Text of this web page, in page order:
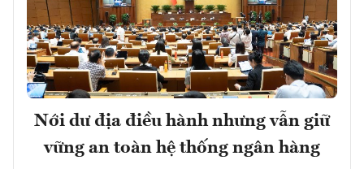
Nới dư địa điều hành nhưng vẫn giữ
vững an toàn hệ thống ngân hàng